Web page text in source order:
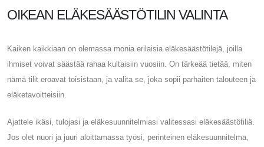
OIKEAN ELÄKESÄÄSTÖTILIN VALINTA
Kaiken kaikkiaan on olemassa monia erilaisia ​​eläkesäästötilejä, joilla
ihmiset voivat säästää rahaa kultaisiin vuosiin. On tärkeää tietää, miten
nämä tilit eroavat toisistaan, ja valita se, joka sopii parhaiten talouteen ja
eläketavoitteisiin.
Ajattele ikäsi, tulojasi ja eläkesuunnitelmiasi valitessasi eläkesäästötiliä.
Jos olet nuori ja juuri aloittamassa työsi, perinteinen eläkesuunnitelma,